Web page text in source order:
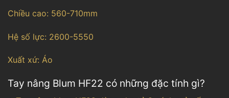
Chiều cao: 560-710mm
Hệ số lực: 2600-5550
Xuất xứ: Áo
Tay nâng Blum HF22 có những đặc tính gì?